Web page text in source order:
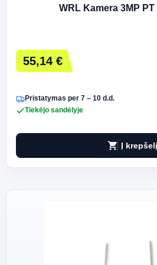
WRL Kamera 3MP
55,14 €
Pristatymas per 7 – 10 d.d.
Tiekėjo sandėlyje
shopping_cart Į krepšelį